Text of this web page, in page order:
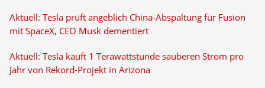
Aktuell: Tesla prüft angeblich China-Abspaltung für Fusion
mit SpaceX, CEO Musk dementiert
Aktuell: Tesla kauft 1 Terawattstunde sauberen Strom pro
Jahr von Rekord-Projekt in Arizona